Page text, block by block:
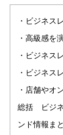
・ビジネス
・高級感を
・ビジネス
・ビジネス
・店舗やオ
総括 ビジネ
ンド情報ま